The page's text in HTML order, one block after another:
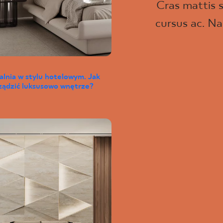
w stylu hotelowym. Jak
luksusowo wnętrze?
Cras mattis
cursus ac.